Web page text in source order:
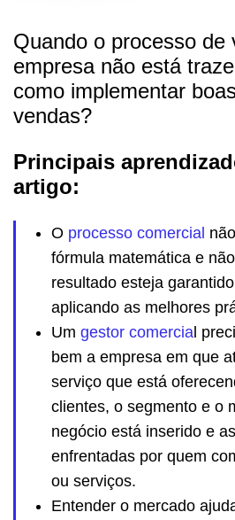
Quando o processo de
empresa não está
como implementar
vendas?
Principais
artigo:
O processo comercial
fórmula matemática e
resultado esteja
aplicando as melhores
Um gestor comercial
bem a empresa em que
serviço que está
clientes, o segmento e o
negócio está inserido e
enfrentadas por quem
ou serviços.
Entender o mercado